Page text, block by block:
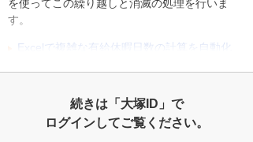
を使ってこの繰り越しと消滅の処理を行いま
す。
Excelで複雑な有給休暇日数の計算を自動化
続きは「大塚ID」で
ログインしてご覧ください。